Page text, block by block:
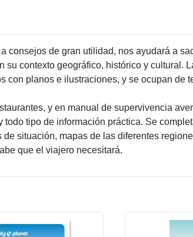
consejos de gran utilidad, nos ayudará a
contexto geográfico, histórico y cultural.
planos e ilustraciones, y se ocupan de
y en manual de supervivencia
tipo de información práctica. Se
situación, mapas de las diferentes
que el viajero necesitará.